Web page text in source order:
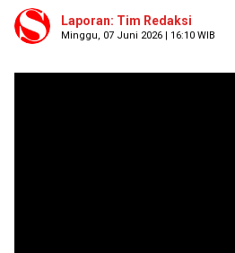
Laporan: Tim Redaksi
Minggu, 07 Juni 2026 | 16:10 WIB